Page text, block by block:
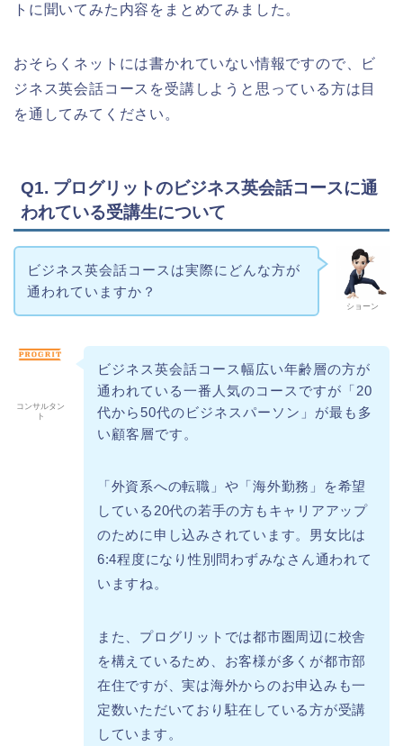
トに聞いてみた内容をまとめてみました。
おそらくネットには書かれていない情報ですので、ビ
ジネス英会話コースを受講しようと思っている方は目
を通してみてください。
Q1. プログリットのビジネス英会話コースに通
われている受講生について
ショーン
ビジネス英会話コースは実際にどんな方が
通われていますか？
コンサルタン
ト
ビジネス英会話コース幅広い年齢層の方が
通われている一番人気のコースですが「20
代から50代のビジネスパーソン」が最も多
い顧客層です。
「外資系への転職」や「海外勤務」を希望
している20代の若手の方もキャリアアップ
のために申し込みされています。男女比は
6:4程度になり性別問わずみなさん通われて
いますね。
また、プログリットでは都市圏周辺に校舎
を構えているため、お客様が多くが都市部
在住ですが、実は海外からのお申込みも一
定数いただいており駐在している方が受講
しています。